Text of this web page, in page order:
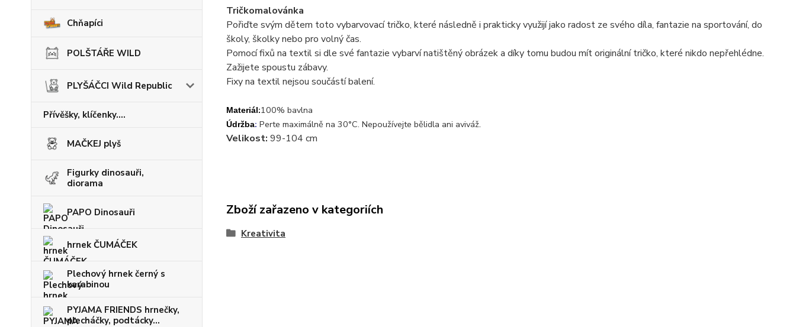
Chňapíci
POLŠTÁŘE WILD
PLYŠÁČCI Wild Republic
Přívěšky, klíčenky....
MAČKEJ plyš
Figurky dinosauři,
diorama
PAPO Dinosauři
hrnek ČUMÁČEK
Plechový hrnek černý s
karabinou
PYJAMA FRIENDS hrnečky,
plecháčky, podtácky...
Tričkomalovánka
Pořiďte svým dětem toto vybarvovací tričko, které následně i prakticky využijí jako radost ze svého díla, fantazie na sportování, do
školy, školky nebo pro volný čas.
Pomocí fixů na textil si dle své fantazie vybarví natištěný obrázek a díky tomu budou mít originální tričko, které nikdo nepřehlédne.
Zažijete spoustu zábavy.
Fixy na textil nejsou součástí balení.
Materiál:100% bavlna
Údržba: Perte maximálně na 30°C. Nepoužívejte bělidla ani aviváž.
Velikost: 99-104 cm
Zboží zařazeno v kategoriích
Kreativita